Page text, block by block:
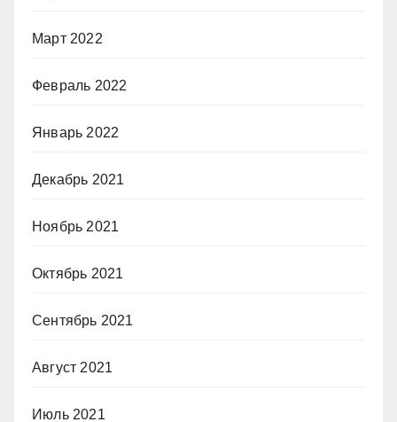
Март 2022
Февраль 2022
Январь 2022
Декабрь 2021
Ноябрь 2021
Октябрь 2021
Сентябрь 2021
Август 2021
Июль 2021